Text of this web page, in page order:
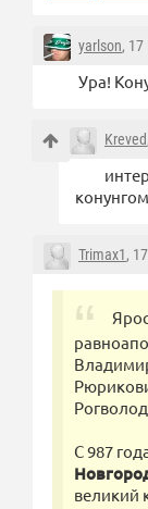
yarlson,
Ура!
Kreved
Trimax1,
C 987
великий